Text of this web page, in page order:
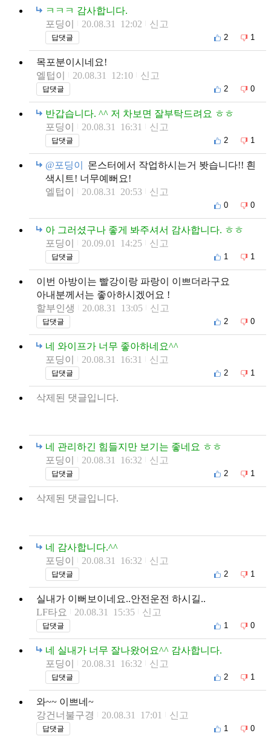
ㅋㅋㅋ 감사합니다.
포딩이
20.08.31 12:02 신고
답댓글 2 1
목포분이시네요!
엘텁이
20.08.31 12:10 신고
답댓글 2 0
반갑습니다. ^^ 저 차보면 잘부탁드려요 ㅎㅎ
포딩이
20.08.31 16:31 신고
답댓글 2 1
@포딩이
몬스터에서 작업하시는거 봣습니다!! 흰
색시트! 너무예뻐요!
엘텁이
20.08.31 20:53 신고
0 0
아 그러셨구나 좋게 봐주셔서 감사합니다. ㅎㅎ
포딩이
20.09.01 14:25 신고
답댓글 1 1
이번 아방이는 빨강이랑 파랑이 이쁘더라구요
아내분께서는 좋아하시겠어요 !
할부인생
20.08.31 13:05 신고
답댓글 2 0
네 와이프가 너무 좋아하네요^^
포딩이
20.08.31 16:31 신고
답댓글 2 1
삭제된 댓글입니다.
네 관리하긴 힘들지만 보기는 좋네요 ㅎㅎ
포딩이
20.08.31 16:32 신고
답댓글 2 1
삭제된 댓글입니다.
네 감사합니다.^^
포딩이
20.08.31 16:32 신고
답댓글 2 1
실내가 이뻐보이네요..안전운전 하시길..
LF타요
20.08.31 15:35 신고
답댓글 1 0
네 실내가 너무 잘나왔어요^^ 감사합니다.
포딩이
20.08.31 16:32 신고
답댓글 2 1
와~~ 이쁘네~
강건너불구경
20.08.31 17:01 신고
답댓글 1 0